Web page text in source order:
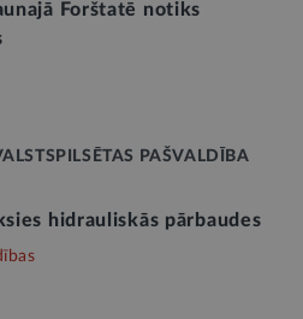
Forštatē notiks
PAŠVALDĪBA
hidrauliskās pārbaudes